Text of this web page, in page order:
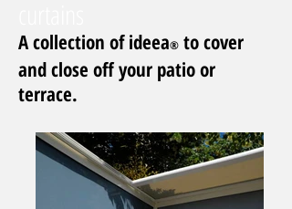
A collection of ideea® to cover
and close off your patio or
terrace.